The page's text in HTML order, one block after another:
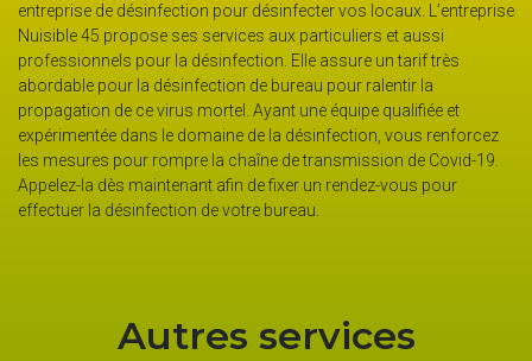
19.
une opération de désinfection covid-19. Pour réduire les
contamination par le covid-19, il est préférable de limiter le
de personnes non identifiable au niveau du bureau. Toujours
ce cadre de réduire les risques de contamination, il est
de désinfecter quotidiennement les locaux. Certaines
de taille humaine placent dans chaque pièce des diffuseurs
essentielle. Faites confiance à cette entreprise qui vous offre la
gratuité pour le devis, n’hésitez pas à déposer une demande de
devis avec les prix pratiqués.
Autres services